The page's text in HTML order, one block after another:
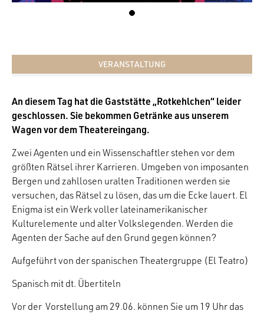
VERANSTALTUNG
An diesem Tag hat die Gaststätte „Rotkehlchen“ leider
geschlossen. Sie bekommen Getränke aus unserem
Wagen vor dem Theatereingang.
Zwei Agenten und ein Wissenschaftler stehen vor dem
größten Rätsel ihrer Karrieren. Umgeben von imposanten
Bergen und zahllosen uralten Traditionen werden sie
versuchen, das Rätsel zu lösen, das um die Ecke lauert. El
Enigma ist ein Werk voller lateinamerikanischer
Kulturelemente und alter Volkslegenden. Werden die
Agenten der Sache auf den Grund gegen können?
Aufgeführt von der spanischen Theatergruppe (El Teatro)
Spanisch mit dt. Übertiteln
Vor der Vorstellung am 29.06. können Sie um 19 Uhr das